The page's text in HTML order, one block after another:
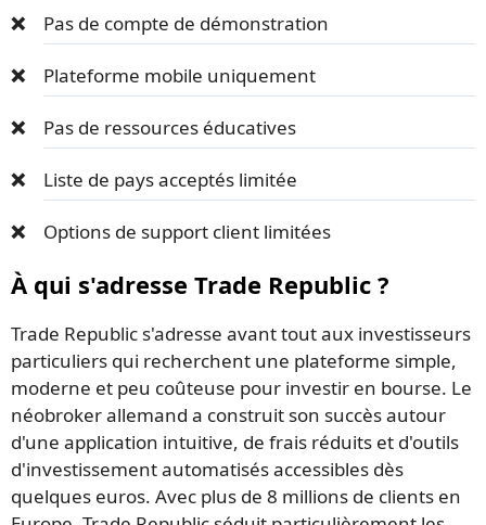
Pas de compte de démonstration
Plateforme mobile uniquement
Pas de ressources éducatives
Liste de pays acceptés limitée
Options de support client limitées
À qui s'adresse Trade Republic ?
Trade Republic s'adresse avant tout aux investisseurs
particuliers qui recherchent une plateforme simple,
moderne et peu coûteuse pour investir en bourse. Le
néobroker allemand a construit son succès autour
d'une application intuitive, de frais réduits et d'outils
d'investissement automatisés accessibles dès
quelques euros. Avec plus de 8 millions de clients en